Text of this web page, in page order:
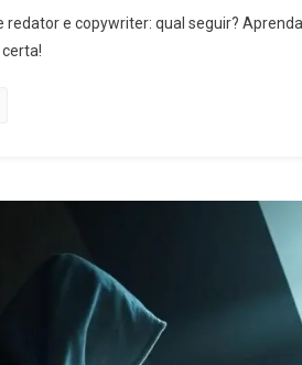
redator e copywriter: qual seguir?